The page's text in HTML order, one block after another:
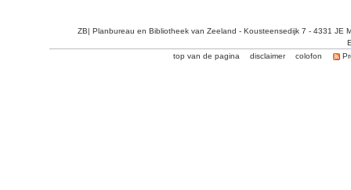
ZB| Planbureau en Bibliotheek van Zeeland - Kousteensedijk 7 - 4331 JE
top van de pagina
disclaimer colofon